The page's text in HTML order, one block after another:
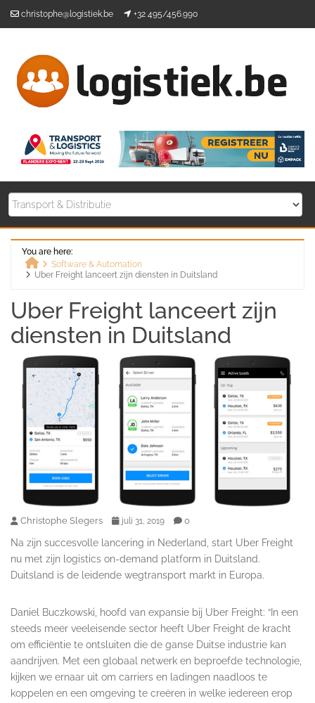
christophe@logistiek.be +32 495/456.990
You are here:
Home
Software & Automation
Uber Freight lanceert zijn diensten in Duitsland
Uber Freight lanceert zijn
diensten in Duitsland
Christophe Slegers juli 31, 2019 0
Na zijn succesvolle lancering in Nederland, start Uber Freight
nu met zijn logistics on-demand platform in Duitsland.
Duitsland is de leidende wegtransport markt in Europa.
Daniel Buczkowski, hoofd van expansie bij Uber Freight: “In een
steeds meer veeleisende sector heeft Uber Freight de kracht
om efficiëntie te ontsluiten die de ganse Duitse industrie kan
aandrijven. Met een globaal netwerk en beproefde technologie,
kijken we ernaar uit om carriers en ladingen naadloos te
koppelen en een omgeving te creëren in welke iedereen erop